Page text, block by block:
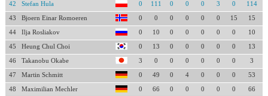
42 Stefan Hula 0 111 0 0 0 3 0 114
43 Bjoern Einar Romoeren 0 0 0 0 0 0 15 15
44 Ilja Rosliakov 0 10 0 0 0 0 0 10
45 Heung Chul Choi 0 13 0 0 0 0 0 13
46 Takanobu Okabe 3 0 0 0 0 0 0 3
47 Martin Schmitt 0 49 0 4 0 0 0 53
48 Maximilian Mechler 0 66 0 0 0 0 0 66